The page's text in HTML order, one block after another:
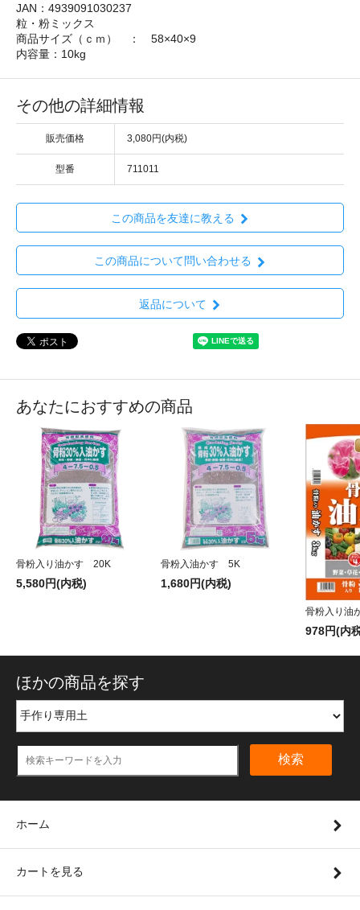
JAN：4939091030237
粒・粉ミックス
商品サイズ（ｃｍ） ： 58×40×9
内容量：10kg
その他の詳細情報
販売価格 3,080円(内税)
型番 711011
この商品を友達に教える
この商品について問い合わせる
返品について
あなたにおすすめの商品
骨粉入り油かす 20K
5,580円(内税)
骨粉入油かす 5K
1,680円(内税)
骨粉入り
978円(内
ほかの商品を探す
検索
ホーム
カートを見る